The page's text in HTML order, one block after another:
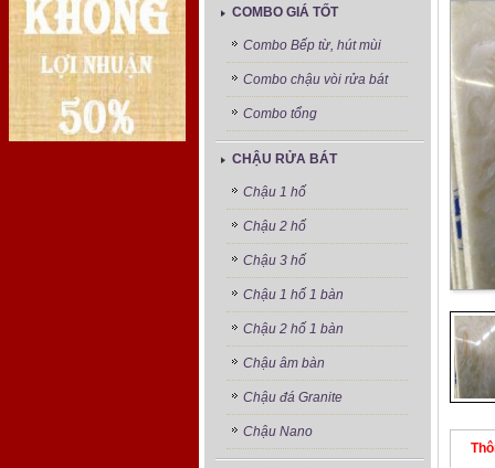
COMBO GIÁ TỐT
Combo Bếp từ, hút mùi
Combo chậu vòi rửa bát
Combo tổng
CHẬU RỬA BÁT
Chậu 1 hố
Chậu 2 hố
Chậu 3 hố
Chậu 1 hố 1 bàn
Chậu 2 hố 1 bàn
Chậu âm bàn
Chậu đá Granite
Chậu Nano